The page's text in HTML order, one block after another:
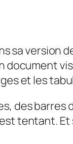
sa version
document
et les
des barres
tentant. Et